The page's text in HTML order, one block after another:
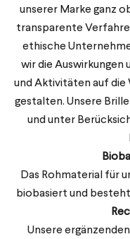
unserer Marke ganz
transparente
ethische
wir die Auswirkungen
und Aktivitäten auf
gestalten. Unsere
und unter
Das Rohmaterial für
biobasiert und besteht
Unsere